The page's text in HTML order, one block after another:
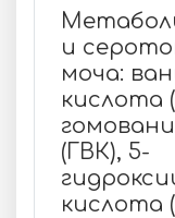
и
моча:
кислота
(ГВК), 5-
кислота